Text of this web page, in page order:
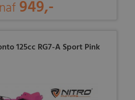
949,-
125cc RG7-A Sport Pink